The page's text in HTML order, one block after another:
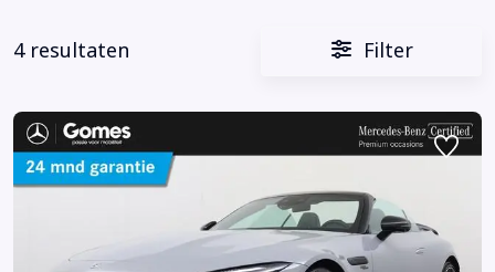
4 resultaten Filter